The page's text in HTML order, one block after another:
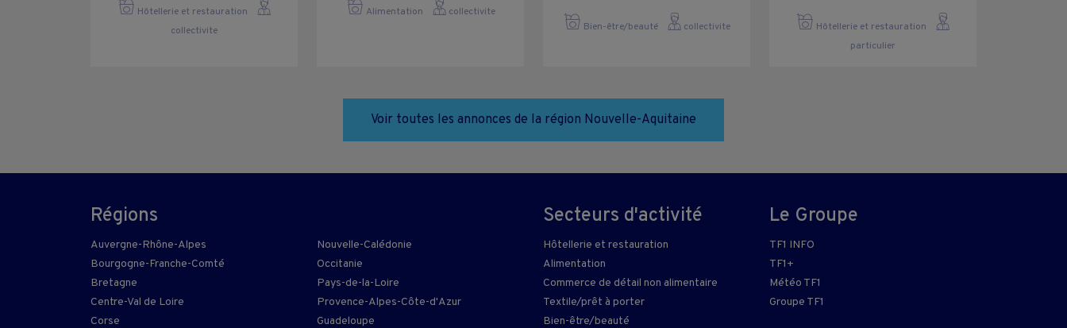
Hôtellerie et restauration
collectivite
Alimentation collectivite
Bien-être/beauté collectivite
Hôtellerie et restauration
particulier
Voir toutes les annonces de la région Nouvelle-Aquitaine
Régions
Auvergne-Rhône-Alpes
Bourgogne-Franche-Comté
Bretagne
Centre-Val de Loire
Corse
Nouvelle-Calédonie
Occitanie
Pays-de-la-Loire
Provence-Alpes-Côte-d'Azur
Guadeloupe
Secteurs d'activité
Hôtellerie et restauration
Alimentation
Commerce de détail non alimentaire
Textile/prêt à porter
Bien-être/beauté
Le Groupe
TF1 INFO
TF1+
Météo TF1
Groupe TF1